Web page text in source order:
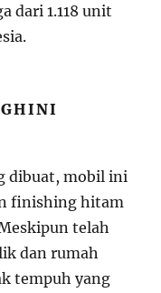
dari 1.118 unit
dibuat, mobil ini
finishing hitam
telah
dan rumah
tempuh yang